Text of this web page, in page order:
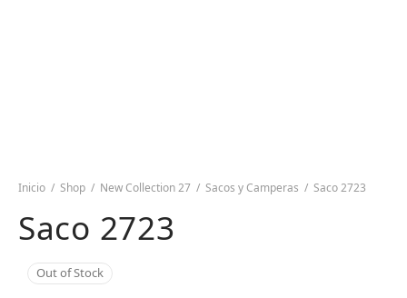
Inicio / Shop / New Collection 27 / Sacos y Camperas / Saco 2723
Saco 2723
Out of Stock